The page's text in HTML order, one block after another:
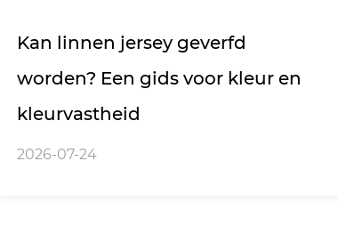
Kan linnen jersey geverfd
worden? Een gids voor kleur en
kleurvastheid
2026-07-24